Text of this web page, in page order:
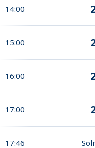
14:00
15:00
16:00
17:00
17:46